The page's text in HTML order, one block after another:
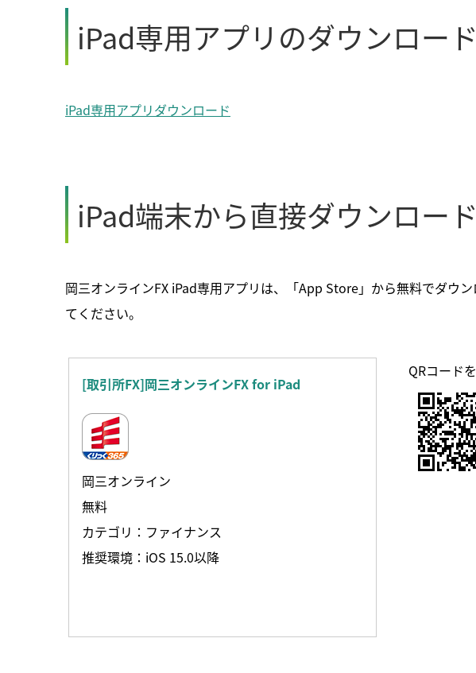
iPad専用アプリのダウンロー
iPad専用アプリダウンロード
iPad端末から直接ダウンロー
岡三オンラインFX iPad専用アプリは、「App Store」から無料でダウ
てください。
[取引所FX]岡三オンラインFX for iPad
岡三オンライン
無料
カテゴリ：ファイナンス
推奨環境：iOS 15.0以降
QRコード